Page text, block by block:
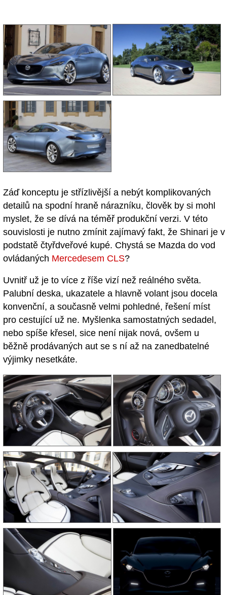
Záď konceptu je střízlivější a nebýt komplikovaných
detailů na spodní hraně nárazníku, člověk by si mohl
myslet, že se dívá na téměř produkční verzi. V této
souvislosti je nutno zmínit zajímavý fakt, že Shinari je v
podstatě čtyřdveřové kupé. Chystá se Mazda do vod
ovládaných Mercedesem CLS?
Uvnitř už je to více z říše vizí než reálného světa.
Palubní deska, ukazatele a hlavně volant jsou docela
konvenční, a současně velmi pohledné, řešení míst
pro cestující už ne. Myšlenka samostatných sedadel,
nebo spíše křesel, sice není nijak nová, ovšem u
běžně prodávaných aut se s ní až na zanedbatelné
výjimky nesetkáte.